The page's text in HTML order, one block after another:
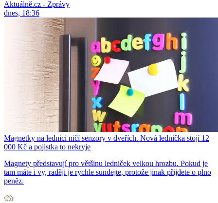
Aktuálně.cz - Zprávy
dnes, 18:36
Magnetky na lednici ničí senzory v dveřích. Nová lednička stojí 12
000 Kč a pojistka to nekryje
Magnety představují pro většinu ledniček velkou hrozbu. Pokud je
tam máte i vy, raději je rychle sundejte, protože jinak přijdete o plno
peněz.